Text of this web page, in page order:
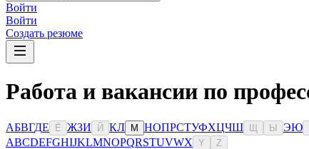
Войти
Войти
Создать резюме
Работа и вакансии по
АБВГДЕ Ё ЖЗИ Й КЛ М НОПРСТУФХЦЧШ Ы ЭЮ
ABCDEFGHIJKLMNOPQRSTUVWX Y Z